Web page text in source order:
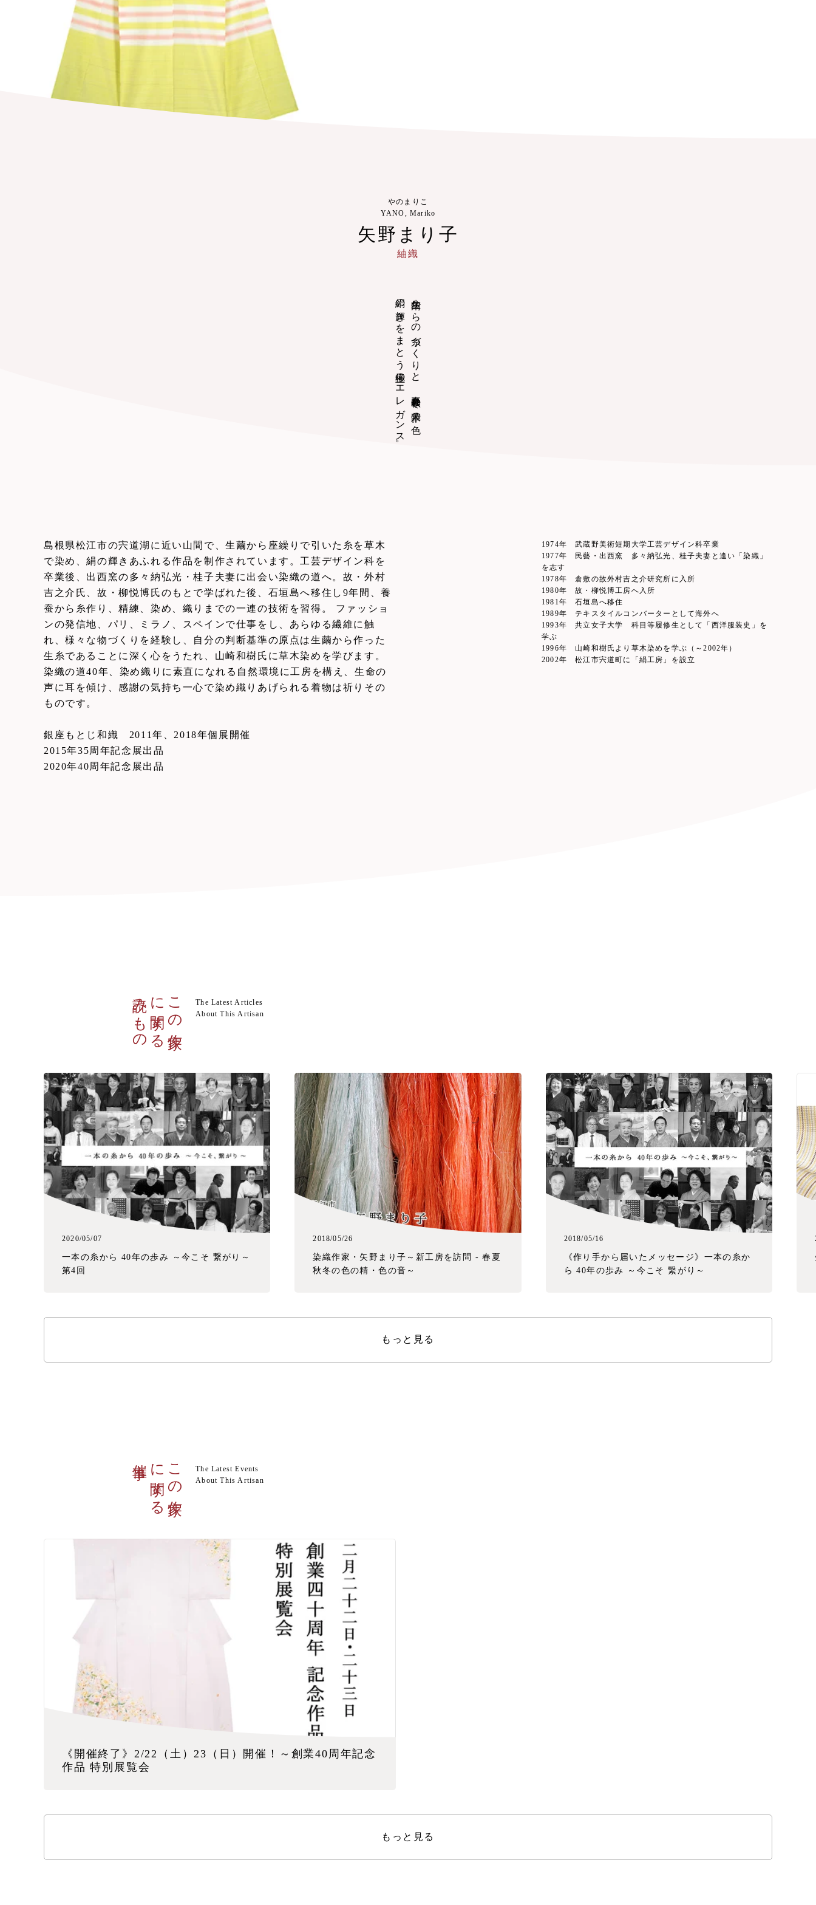
やのまりこ
YANO, Mariko
矢野まり子
紬織
生繭からの糸づくりと、春夏秋冬の草木の色。
絹の輝きをまとう極上のエレガンス。
島根県松江市の宍道湖に近い山間で、生繭から座繰りで引いた糸を草木
で染め、絹の輝きあふれる作品を制作されています。工芸デザイン科を
卒業後、出西窯の多々納弘光・桂子夫妻に出会い染織の道へ。故・外村
吉之介氏、故・柳悦博氏のもとで学ばれた後、石垣島へ移住し9年間、養
蚕から糸作り、精練、染め、織りまでの一連の技術を習得。 ファッショ
ンの発信地、パリ、ミラノ、スペインで仕事をし、あらゆる繊維に触
れ、様々な物づくりを経験し、自分の判断基準の原点は生繭から作った
生糸であることに深く心をうたれ、山崎和樹氏に草木染めを学びます。
染織の道40年、染め織りに素直になれる自然環境に工房を構え、生命の
声に耳を傾け、感謝の気持ち一心で染め織りあげられる着物は祈りその
ものです。
銀座もとじ和織 2011年、2018年個展開催
2015年35周年記念展出品
2020年40周年記念展出品
1974年 武蔵野美術短期大学工芸デザイン科卒業
1977年 民藝・出西窯 多々納弘光、桂子夫妻と逢い「染織」
を志す
1978年 倉敷の故外村吉之介研究所に入所
1980年 故・柳悦博工房へ入所
1981年 石垣島へ移住
1989年 テキスタイルコンバーターとして海外へ
1993年 共立女子大学 科目等履修生として「西洋服装史」を
学ぶ
1996年 山崎和樹氏より草木染めを学ぶ（～2002年）
2002年 松江市宍道町に「絹工房」を設立
この作家
に関する
読みもの
The Latest Articles
About This Artisan
2020/05/07
一本の糸から 40年の歩み ～今こそ 繋がり～
第4回
2018/05/26
染織作家・矢野まり子～新工房を訪問 - 春夏
秋冬の色の精・色の音～
2018/05/16
《作り手から届いたメッセージ》一本の糸か
ら 40年の歩み ～今こそ 繋がり～
もっと見る
この作家
に関する
The Latest Events
About This Artisan
《開催終了》2/22（土）23（日）開催！～創業40周年記念
作品 特別展覧会
もっと見る